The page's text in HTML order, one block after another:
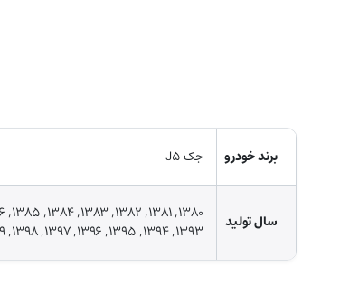
برند خودرو جک J5
سال تولید
1393, 1394, 1395, 1396, 1397, 1398, 1399, 1400, 1401, 1402, T8, کی ام سی ت